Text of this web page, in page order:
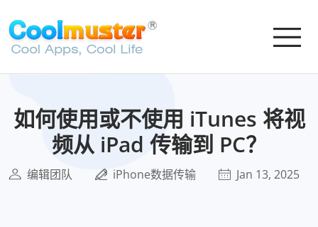
如何使用或不使用 iTunes 将视
频从 iPad 传输到 PC？
编辑团队 iPhone数据传输 Jan 13, 2025